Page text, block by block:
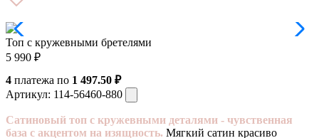
Топ с кружевными бретелями
5 990 ₽
4 платежа по 1 497.50 ₽
Артикул: 114-56460-880
Сатиновый топ с кружевными деталями - чувственная
база с акцентом на изящность. Мягкий сатин красиво